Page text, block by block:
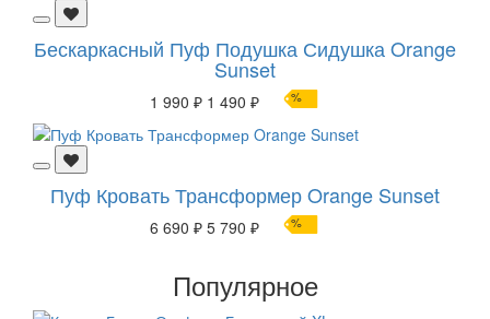
Бескаркасный Пуф Подушка Сидушка Orange
Sunset
1 990 ₽ 1 490 ₽ %
Пуф Кровать Трансформер Orange Sunset
6 690 ₽ 5 790 ₽ %
Популярное